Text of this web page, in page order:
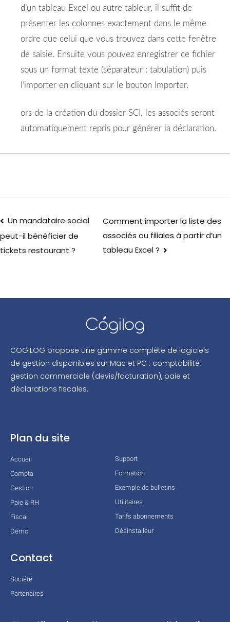
d’un tableau Excel ou autre tableur, il suffit de
présenter les colonnes exactement dans le même
ordre que celui que vous trouvez dans cette fenêtre
de saisie. Ensuite vous pouvez enregistrer ce fichier
sous un format texte (séparateur : tabulation) puis
l’importer en cliquant sur le bouton Importer.
ors de la création du dossier SCI, les associés seront
automatiquement repris pour générer la déclaration.
Un mandataire social
peut-il bénéficier de
tickets restaurant ?
Comment importer la liste des
associés ou filiales à partir d’un
tableau Excel ?
COGILOG propose une gamme complète de logiciels
de gestion disponibles sur Mac et PC : comptabilité,
gestion commerciale (devis/facturation), paie et
déclarations fiscales.
Plan du site
Accueil
Compta
Gestion
Paie & RH
Fiscal
Démo
Support
Formation
Exemple de bulletins
Utilitaires
Tarifs abonnements
Désinstalleur
Contact
Société
Partenaires